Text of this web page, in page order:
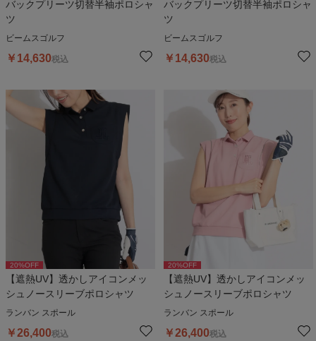
バックプリーツ切替半袖ポロシャ
ツ
ビームスゴルフ
￥ 14,630税込
バックプリーツ切替半袖ポロシャ
ツ
ビームスゴルフ
￥ 14,630税込
20%OFF
【遮熱UV】透かしアイコンメッ
シュノースリーブポロシャツ
ランバン スポール
￥26,400税込
20%OFF
【遮熱UV】透かしアイコンメッ
シュノースリーブポロシャツ
ランバン スポール
￥26,400税込